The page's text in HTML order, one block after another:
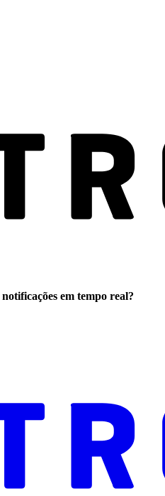
notificações em tempo real?